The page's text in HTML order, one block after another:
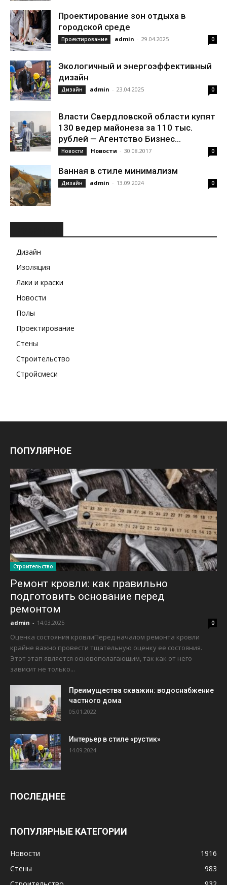
Проектирование зон отдыха в
городской среде
Проектирование admin - 29.04.2025 0
Экологичный и энергоэффективный
дизайн
Дизайн admin - 23.04.2025 0
Власти Свердловской области купят
130 ведер майонеза за 110 тыс.
рублей — Агентство Бизнес...
Новости Новости - 30.08.2017 0
Ванная в стиле минимализм
Дизайн admin - 13.09.2024 0
Дизайн
Изоляция
Лаки и краски
Новости
Полы
Проектирование
Стены
Строительство
Стройсмеси
ПОПУЛЯРНОЕ
Строительство
Ремонт кровли: как правильно
подготовить основание перед
ремонтом
admin - 14.03.2025 0
Оценка состояния кровлиПеред началом ремонта кровли
крайне важно провести тщательную оценку ее состояния.
Этот этап является основополагающим, так как от него
зависит не только...
Преимущества скважин: водоснабжение
частного дома
05.01.2022
Интерьер в стиле «рустик»
14.09.2024
ПОСЛЕДНЕЕ
ПОПУЛЯРНЫЕ КАТЕГОРИИ
Новости
1916
Стены
983